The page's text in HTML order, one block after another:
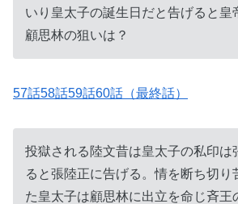
いり皇太子の誕生日だと告げると皇
顧思林の狙いは？
57話58話59話60話（最終話）
投獄される陸文昔は皇太子の私印は
ると張陸正に告げる。情を断ち切り
た皇太子は顧思林に出立を命じ斉王